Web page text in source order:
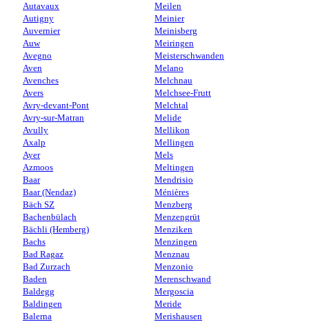
Autavaux
Autigny
Auvernier
Auw
Avegno
Aven
Avenches
Avers
Avry-devant-Pont
Avry-sur-Matran
Avully
Axalp
Ayer
Azmoos
Baar
Baar (Nendaz)
Bäch SZ
Bachenbülach
Bächli (Hemberg)
Bachs
Bad Ragaz
Bad Zurzach
Baden
Baldegg
Baldingen
Balerna
Meilen
Meinier
Meinisberg
Meiringen
Meisterschwanden
Melano
Melchnau
Melchsee-Frutt
Melchtal
Melide
Mellikon
Mellingen
Mels
Meltingen
Mendrisio
Ménières
Menzberg
Menzengrüt
Menziken
Menzingen
Menznau
Menzonio
Merenschwand
Mergoscia
Meride
Merishausen